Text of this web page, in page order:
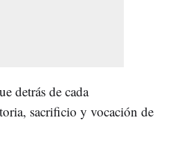
detrás de cada
sacrificio y vocación de